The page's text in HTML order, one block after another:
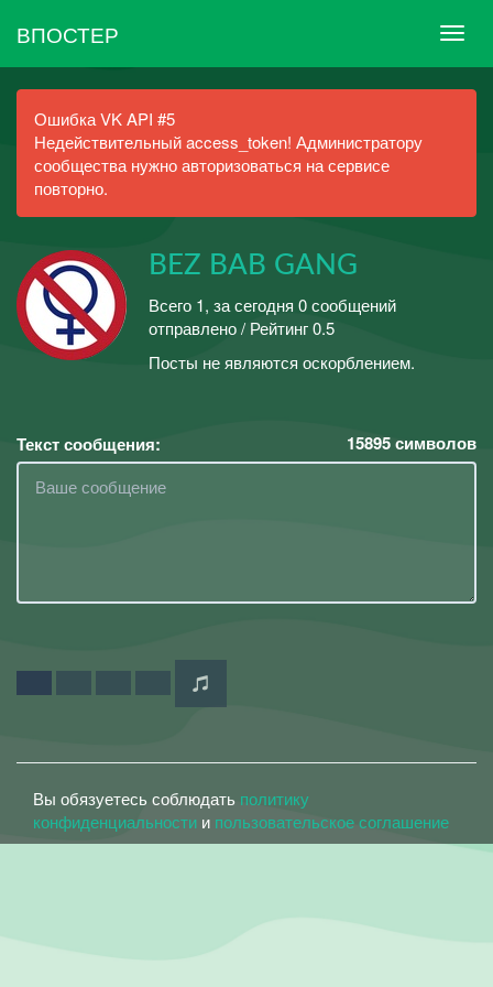
ВПОСТЕР
Ошибка VK API #5
Недействительный access_token! Администратору
сообщества нужно авторизоваться на сервисе
повторно.
BEZ BAB GANG
Всего 1, за сегодня 0 сообщений
отправлено / Рейтинг 0.5
Посты не являются оскорблением.
Текст сообщения: 15895символов
Вы обязуетесь соблюдать политику
конфиденциальности и пользовательское соглашение